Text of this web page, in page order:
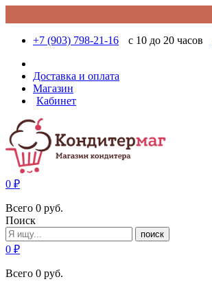
+7 (903) 798-21-16 с 10 до 20 часов
Доставка и оплата
Магазин
Кабинет
0 ₽
Всего 0 руб.
Поиск
поиск
0 ₽
Всего 0 руб.